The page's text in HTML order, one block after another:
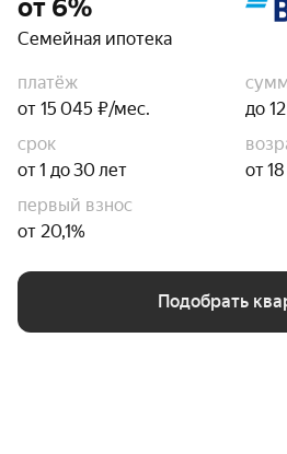
от 6%
Семейная ипотека
платёж
от 15 045 ₽/мес.
до
срок
от 1 до 30 лет
от
первый взнос
от 20,1%
Подобрать